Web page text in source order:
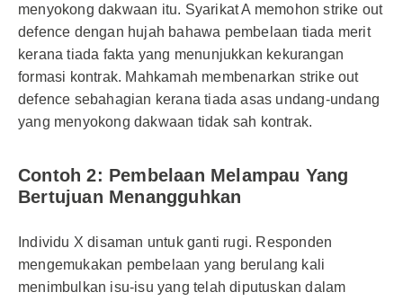
menyokong dakwaan itu. Syarikat A memohon strike out
defence dengan hujah bahawa pembelaan tiada merit
kerana tiada fakta yang menunjukkan kekurangan
formasi kontrak. Mahkamah membenarkan strike out
defence sebahagian kerana tiada asas undang-undang
yang menyokong dakwaan tidak sah kontrak.
Contoh 2: Pembelaan Melampau Yang
Bertujuan Menangguhkan
Individu X disaman untuk ganti rugi. Responden
mengemukakan pembelaan yang berulang kali
menimbulkan isu-isu yang telah diputuskan dalam